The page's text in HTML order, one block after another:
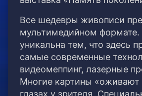
Все шедевры живописи
мультимедийном формате.
уникальна тем, что здесь
самые современные
видеомеппинг, лазерные
Многие картины «оживают